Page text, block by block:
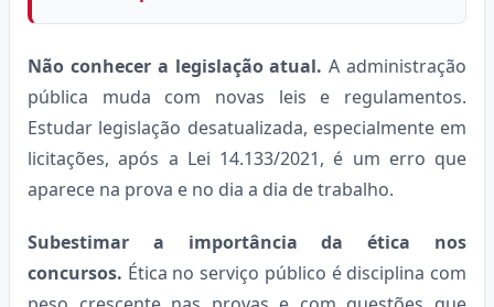
Não conhecer a legislação atual. A administração
pública muda com novas leis e regulamentos.
Estudar legislação desatualizada, especialmente em
licitações, após a Lei 14.133/2021, é um erro que
aparece na prova e no dia a dia de trabalho.
Subestimar a importância da ética nos
concursos. Ética no serviço público é disciplina com